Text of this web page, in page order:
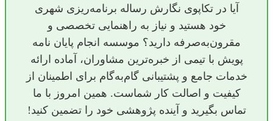
آیا در تکاپوی نگارش رساله‌ برنامه‌ریزی شهری
خود هستید و نیاز به راهنمایی تخصصی و
مقرون‌به‌صرفه دارید؟ موسسه انجام پایان نامه
پویش با تیمی از خبره‌ترین مشاوران، آماده ارائه
خدمات جامع و پشتیبانی گام‌به‌گام برای اطمینان از
کیفیت و اصالت کار شماست. همین امروز با ما
تماس بگیرید و آینده پژوهشی خود را تضمین کنید!